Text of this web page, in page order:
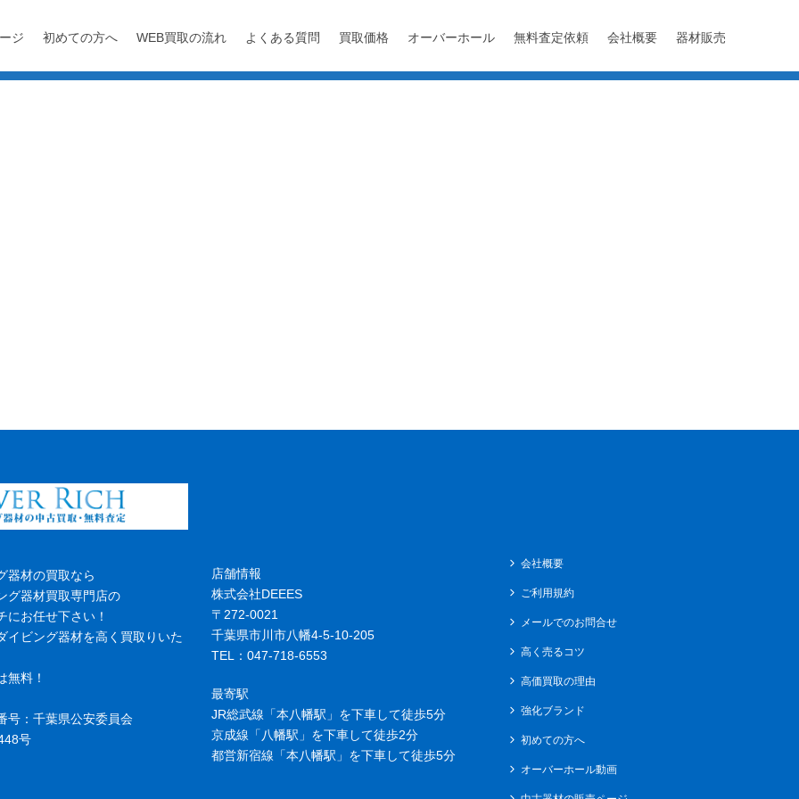
ジ 初めての方へ WEB買取の流れ よくある質問 買取価格 オーバーホール 無料査定依頼 会社概要 器材販売
器材の買取なら
グ器材買取専門店の
にお任せ下さい！
イビング器材を高く買取りいた
無料！
号：千葉県公安委員会
号
店舗情報
株式会社DEEES
〒272-0021
千葉県市川市八幡4-5-10-205
TEL：047-718-6553
最寄駅
JR総武線「本八幡駅」を下車して徒歩5分
京成線「八幡駅」を下車して徒歩2分
都営新宿線「本八幡駅」を下車して徒歩5分
会社概要
ご利用規約
メールでのお問合せ
高く売るコツ
高価買取の理由
強化ブランド
初めての方へ
オーバーホール動画